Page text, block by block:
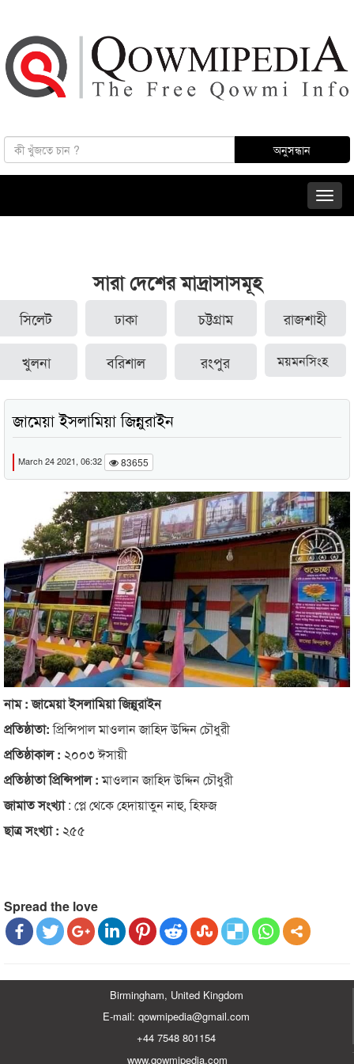
সারা দেশের মাদ্রাসাসমূহ
সিলেট ঢাকা চট্টগ্রাম রাজশাহী
খুলনা বরিশাল রংপুর ময়মনসিংহ
জামেয়া ইসলামিয়া জিন্নুরাইন
March 24 2021, 06:32 83655
নাম : জামেয়া ইসলামিয়া জিন্নুরাইন
প্রতিষ্ঠাতা:প্রিন্সিপাল মাওলান জাহিদ উদ্দিন চৌধুরী
প্রতিষ্ঠাকাল : ২০০৩ ঈসায়ী
প্রতিষ্ঠাতা প্রিন্সিপাল :মাওলান জাহিদ উদ্দিন চৌধুরী
জামাত সংখ্যা: প্লে থেকে হেদায়াতুন নাহু, হিফজ
ছাত্র সংখ্যা : ২৫৫
Spread the love
Birmingham, United Kingdom
E-mail: qowmipedia@gmail.com
+44 7548 801154
www.qowmipedia.com